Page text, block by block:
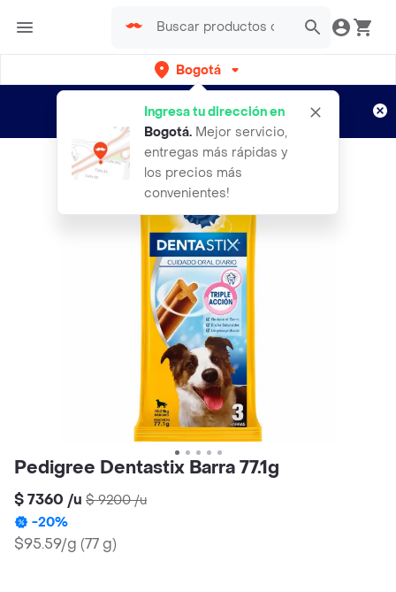
Bogotá
Ingresa tu dirección en
Bogotá. Mejor servicio,
entregas más rápidas y
los precios más
convenientes!
envíos gratis por semanas
Aplican TyC
Pedigree Dentastix Barra 77.1g
$ 7360 /u $ 9200/u
-20%
$95.59/g (77 g)